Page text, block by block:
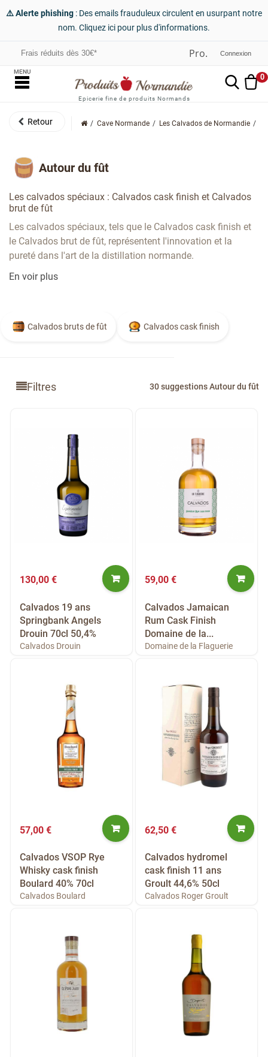
⚠️ Alerte phishing : Des emails frauduleux circulent en usurpant notre
nom. Cliquez ici pour plus d'informations.
Frais réduits dès 30€* Connexion
Epicerie fine de produits Normands
0
MENU
Cave Normande Les Calvados de Normandie
Autour du fût
Les calvados spéciaux : Calvados cask finish et Calvados
brut de fût
Les calvados spéciaux, tels que le Calvados cask finish et
le Calvados brut de fût, représentent l'innovation et la
pureté dans l'art de la distillation normande.
En voir plus
Calvados bruts de fût Calvados cask finish
Filtres 30 suggestions Autour du fût
130,00 €
Calvados 19 ans
Springbank Angels
Drouin 70cl 50,4%
Calvados Drouin
59,00 €
Calvados Jamaican
Rum Cask Finish
Domaine de la...
Domaine de la Flaguerie
57,00 €
Calvados VSOP Rye
Whisky cask finish
Boulard 40% 70cl
Calvados Boulard
62,50 €
Calvados hydromel
cask finish 11 ans
Groult 44,6% 50cl
Calvados Roger Groult